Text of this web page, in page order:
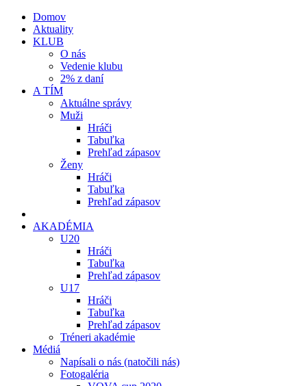
Domov
Aktuality
KLUB
O nás
Vedenie klubu
2% z daní
A TÍM
Aktuálne správy
Muži
Hráči
Tabuľka
Prehľad zápasov
Ženy
Hráči
Tabuľka
Prehľad zápasov
AKADÉMIA
U20
Hráči
Tabuľka
Prehľad zápasov
U17
Hráči
Tabuľka
Prehľad zápasov
Tréneri akadémie
Médiá
Napísali o nás (natočili nás)
Fotogaléria